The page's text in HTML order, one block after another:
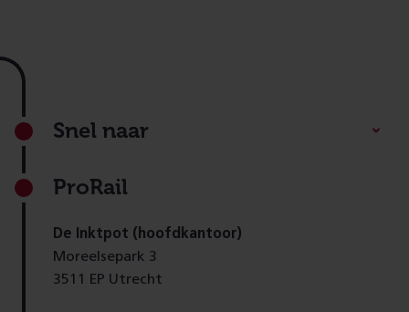
Footer
Snel naar
ProRail
De Inktpot (hoofdkantoor)
Moreelsepark 3
3511 EP Utrecht